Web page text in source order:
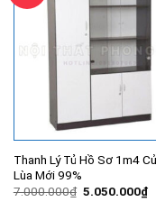
Thanh Lý Tủ Hồ Sơ 1m4
Lùa Mới 99%
7.000.000₫ Giá
5.050.000₫Giá